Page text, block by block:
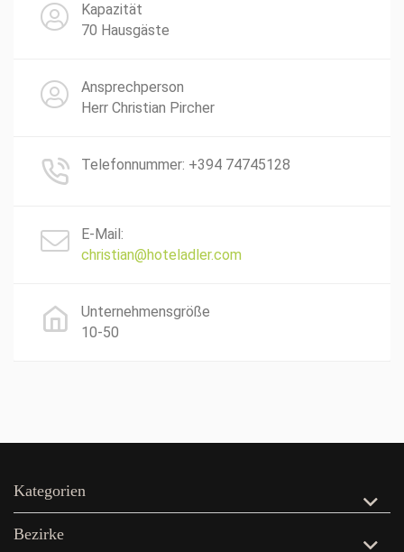
Kapazität
70 Hausgäste
Ansprechperson
Herr Christian Pircher
Telefonnummer: +394 74745128
E-Mail:
christian@hoteladler.com
Unternehmensgröße
10-50
Kategorien
Bezirke